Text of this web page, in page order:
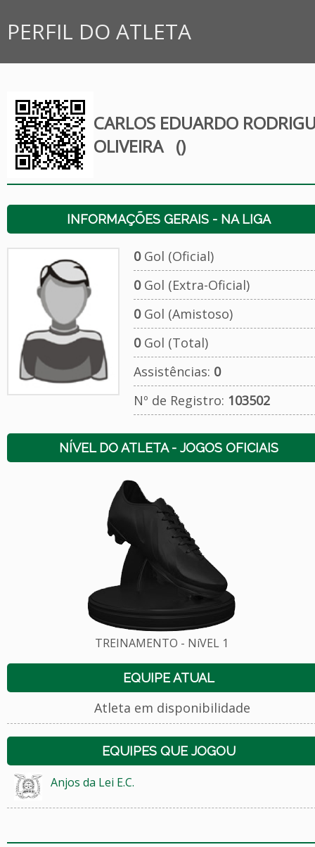
PERFIL DO ATLETA
CARLOS EDUARDO
OLIVEIRA ()
INFORMAÇÕES GERAIS - NA LIGA
0Gol (Oficial)
0Gol (Extra-Oficial)
0Gol (Amistoso)
0Gol (Total)
Assistências: 0
Nº de Registro: 103502
NÍVEL DO ATLETA - JOGOS OFICIAIS
TREINAMENTO - NíVEL 1
EQUIPE ATUAL
Atleta em disponibilidade
EQUIPES QUE JOGOU
Anjos da Lei E.C.